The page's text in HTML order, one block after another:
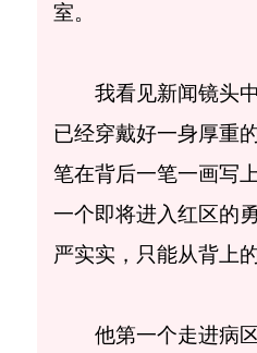
室。
我看见新闻镜头中
已经穿戴好一身厚重
笔在背后一笔一画写
一个即将进入红区的
严实实，只能从背上
他第一个走进病区